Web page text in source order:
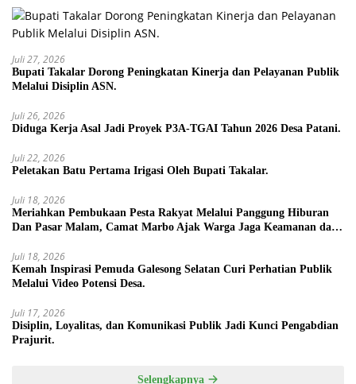
Juli 27, 2026
Bupati Takalar Dorong Peningkatan Kinerja dan Pelayanan Publik
Melalui Disiplin ASN.
Juli 26, 2026
Diduga Kerja Asal Jadi Proyek P3A-TGAI Tahun 2026 Desa Patani.
Juli 22, 2026
Peletakan Batu Pertama Irigasi Oleh Bupati Takalar.
Juli 18, 2026
Meriahkan Pembukaan Pesta Rakyat Melalui Panggung Hiburan
Dan Pasar Malam, Camat Marbo Ajak Warga Jaga Keamanan dan
Juli 18, 2026
Kemah Inspirasi Pemuda Galesong Selatan Curi Perhatian Publik
Melalui Video Potensi Desa.
Juli 17, 2026
Disiplin, Loyalitas, dan Komunikasi Publik Jadi Kunci Pengabdian
Prajurit.
Selengkapnya